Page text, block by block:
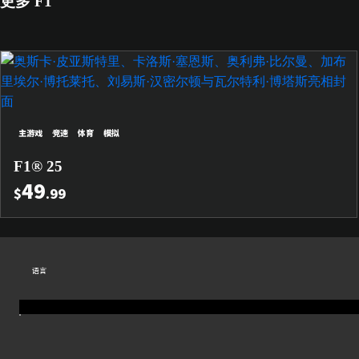
主游戏 竞速 体育 模拟
F1® 25
$49.99
语言